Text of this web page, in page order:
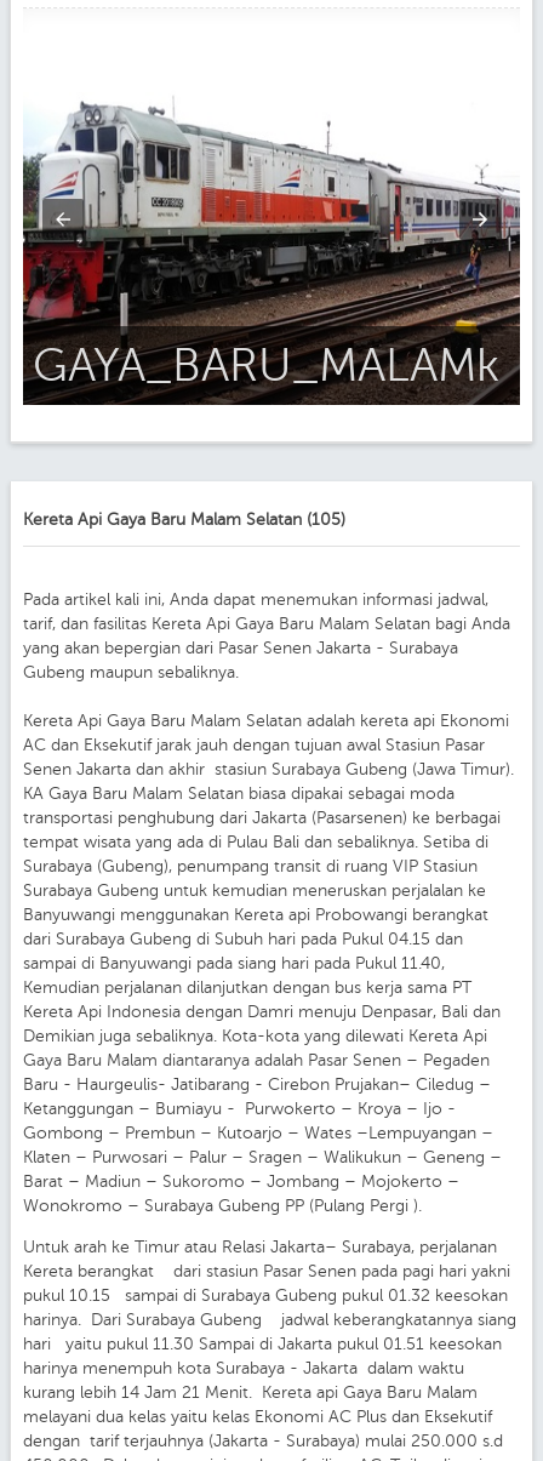
GAYA_BARU_MALAMk
Kereta Api Gaya Baru Malam Selatan (105)
Pada artikel kali ini, Anda dapat menemukan informasi jadwal,
tarif, dan fasilitas Kereta Api Gaya Baru Malam Selatan bagi Anda
yang akan bepergian dari Pasar Senen Jakarta - Surabaya
Gubeng maupun sebaliknya.
Kereta Api Gaya Baru Malam Selatan adalah kereta api Ekonomi
AC dan Eksekutif jarak jauh dengan tujuan awal Stasiun Pasar
Senen Jakarta dan akhir stasiun Surabaya Gubeng (Jawa Timur).
KA Gaya Baru Malam Selatan biasa dipakai sebagai moda
transportasi penghubung dari Jakarta (Pasarsenen) ke berbagai
tempat wisata yang ada di Pulau Bali dan sebaliknya. Setiba di
Surabaya (Gubeng), penumpang transit di ruang VIP Stasiun
Surabaya Gubeng untuk kemudian meneruskan perjalalan ke
Banyuwangi menggunakan Kereta api Probowangi berangkat
dari Surabaya Gubeng di Subuh hari pada Pukul 04.15 dan
sampai di Banyuwangi pada siang hari pada Pukul 11.40,
Kemudian perjalanan dilanjutkan dengan bus kerja sama PT
Kereta Api Indonesia dengan Damri menuju Denpasar, Bali dan
Demikian juga sebaliknya. Kota-kota yang dilewati Kereta Api
Gaya Baru Malam diantaranya adalah Pasar Senen – Pegaden
Baru - Haurgeulis- Jatibarang - Cirebon Prujakan– Ciledug –
Ketanggungan – Bumiayu - Purwokerto – Kroya – Ijo -
Gombong – Prembun – Kutoarjo – Wates –Lempuyangan –
Klaten – Purwosari – Palur – Sragen – Walikukun – Geneng –
Barat – Madiun – Sukoromo – Jombang – Mojokerto –
Wonokromo – Surabaya Gubeng PP (Pulang Pergi ).
Untuk arah ke Timur atau Relasi Jakarta– Surabaya, perjalanan
Kereta berangkat dari stasiun Pasar Senen pada pagi hari yakni
pukul 10.15 sampai di Surabaya Gubeng pukul 01.32 keesokan
harinya. Dari Surabaya Gubeng jadwal keberangkatannya siang
hari yaitu pukul 11.30 Sampai di Jakarta pukul 01.51 keesokan
harinya menempuh kota Surabaya - Jakarta dalam waktu
kurang lebih 14 Jam 21 Menit. Kereta api Gaya Baru Malam
melayani dua kelas yaitu kelas Ekonomi AC Plus dan Eksekutif
dengan tarif terjauhnya (Jakarta - Surabaya) mulai 250.000 s.d